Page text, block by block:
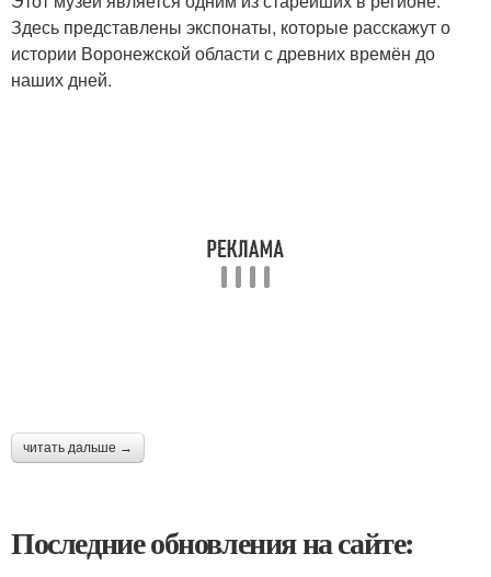
Здесь представлены экспонаты, которые расскажут о
истории Воронежской области с древних времён до
наших дней.
читать дальше →
Последние обновления на сайте: